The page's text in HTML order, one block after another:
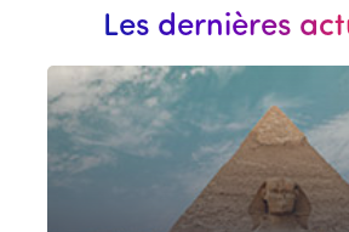
Les dernières